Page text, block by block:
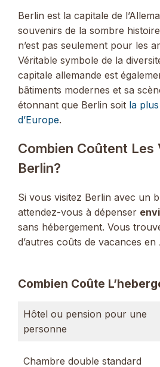
Berlin est la capitale de
souvenirs de la sombre
n’est pas seulement pour les
Véritable symbole de la
capitale allemande est
bâtiments modernes et sa
étonnant que Berlin soit la
d’Europe.
Combien Coûtent Les
Berlin?
Si vous visitez Berlin avec un
attendez-vous à dépenser
sans hébergement. Vous
d’autres coûts de vacances
Combien Coûte
Hôtel ou pension pour une
personne
Chambre double standard